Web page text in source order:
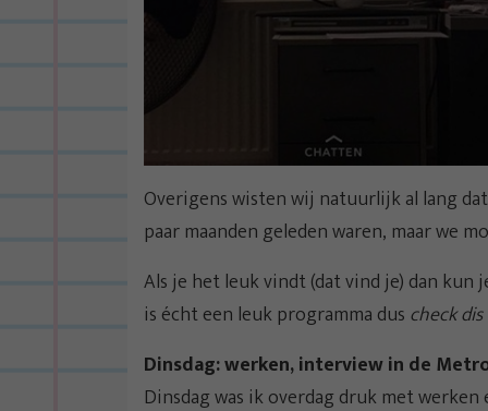
Overigens wisten wij natuurlijk al lang
paar maanden geleden waren, maar we
Als je het leuk vindt (dat vind je) dan kun
is écht een leuk programma dus check
Dinsdag: werken, interview in de
Dinsdag was ik overdag druk met